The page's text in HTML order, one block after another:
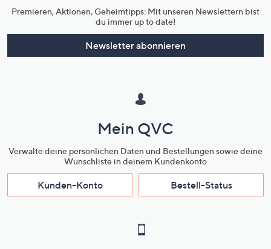
Premieren, Aktionen, Geheimtipps: Mit unseren Newslettern bist
du immer up to date!
Newsletter abonnieren
Mein QVC
Verwalte deine persönlichen Daten und Bestellungen sowie deine
Wunschliste in deinem Kundenkonto
Kunden-Konto Bestell-Status